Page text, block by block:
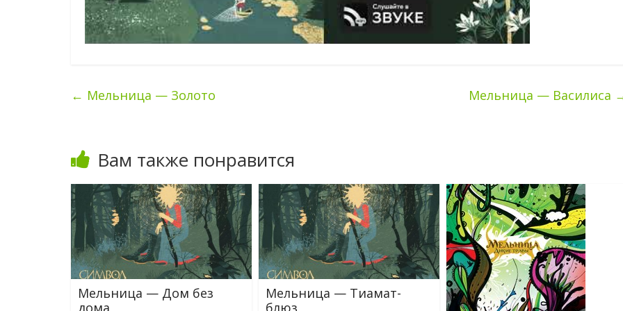
← Мельница — Золото Мельница — Василиса
Вам также понравится
Мельница — Дом без
дома
Мельница — Тиамат-
блюз